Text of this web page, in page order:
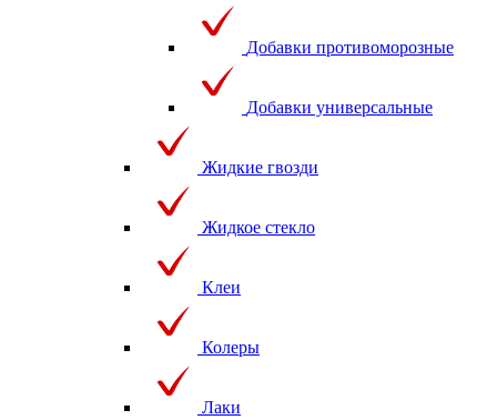
Добавки противоморозные
Добавки универсальные
Жидкие гвозди
Жидкое стекло
Клеи
Колеры
Лаки